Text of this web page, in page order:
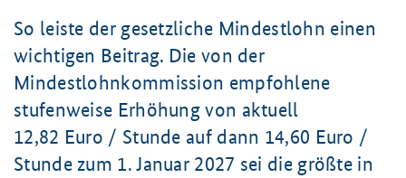
So leiste der gesetzliche Mindestlohn einen
wichtigen Beitrag. Die von der
Mindestlohnkommission empfohlene
stufenweise Erhöhung von aktuell
12,82 Euro / Stunde auf dann 14,60 Euro /
Stunde zum 1. Januar 2027 sei die größte in